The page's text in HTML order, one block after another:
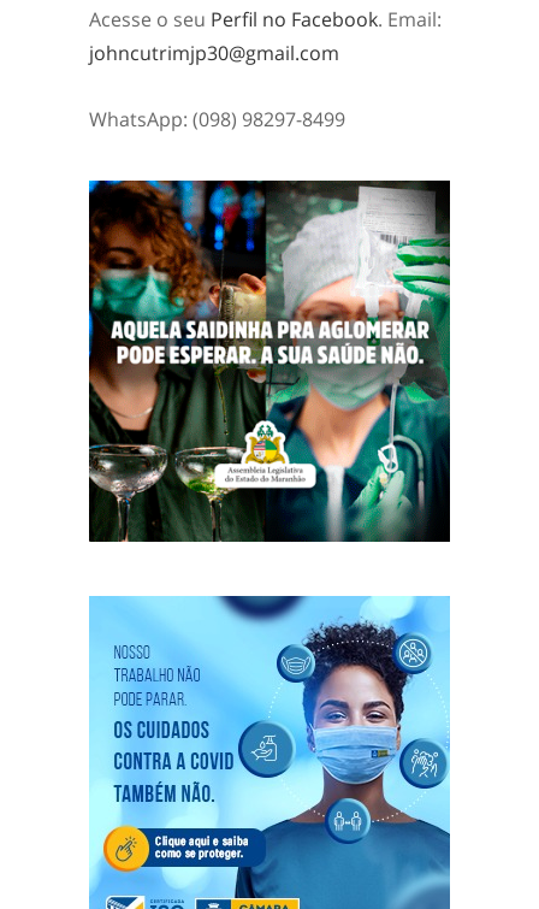
Acesse o seu Perfil no Facebook. Email:
johncutrimjp30@gmail.com
WhatsApp: (098) 98297-8499